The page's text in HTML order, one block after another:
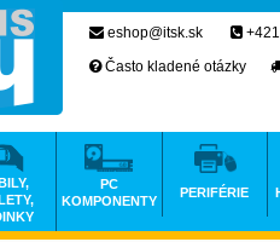
eshop@itsk.sk
Často kladené otázky
PC
KOMPONENTY
PERIFÉRIE